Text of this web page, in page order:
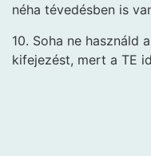
néha tévedésben is
10. Soha ne használd
kifejezést, mert a TE